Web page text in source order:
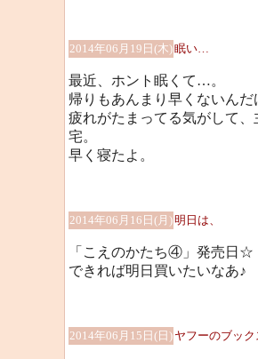
2014年06月19日(木)眠い…
最近、ホント眠くて…。
帰りもあんまり早くないんだ
疲れがたまってる気がして
宅。
早く寝たよ。
2014年06月16日(月)明日は、
「こえのかたち④」発売日☆
できれば明日買いたいなあ♪
2014年06月15日(日) ヤフーのブッ